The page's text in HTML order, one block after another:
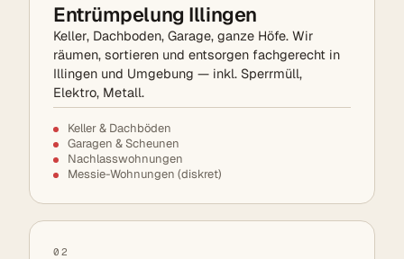
Entrümpelung Illingen
Keller, Dachboden, Garage, ganze Höfe. Wir
räumen, sortieren und entsorgen fachgerecht in
Illingen und Umgebung — inkl. Sperrmüll,
Elektro, Metall.
Keller & Dachböden
Garagen & Scheunen
Nachlasswohnungen
Messie-Wohnungen (diskret)
02